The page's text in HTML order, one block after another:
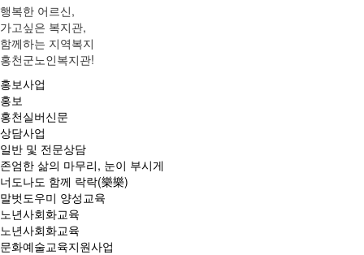
행복한 어르신,
가고싶은 복지관,
함께하는 지역복지
홍천군노인복지관!
홍보사업
홍보
홍천실버신문
상담사업
일반 및 전문상담
존엄한 삶의 마무리, 눈이 부시게
너도나도 함께 락락(樂樂)
말벗도우미 양성교육
노년사회화교육
노년사회화교육
문화예술교육지원사업